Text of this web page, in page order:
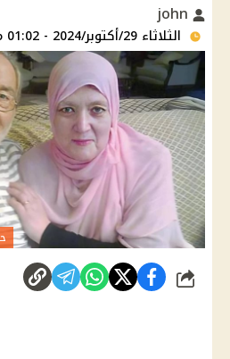
الثلاثاء 29/أكتوبر/2024 - 01:02 م
شارك